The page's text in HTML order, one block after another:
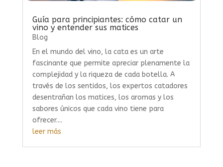
Guía para principiantes: cómo catar un
vino y entender sus matices
Blog
En el mundo del vino, la cata es un arte
fascinante que permite apreciar plenamente la
complejidad y la riqueza de cada botella. A
través de los sentidos, los expertos catadores
desentrañan los matices, los aromas y los
sabores únicos que cada vino tiene para
ofrecer....
leer más